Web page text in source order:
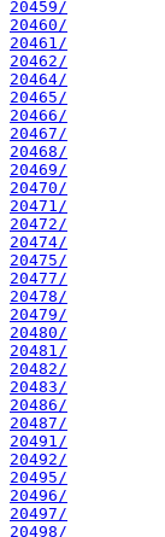
20459/
20460/
20461/
20462/
20464/
20465/
20466/
20467/
20468/
20469/
20470/
20471/
20472/
20474/
20475/
20477/
20478/
20479/
20480/
20481/
20482/
20483/
20486/
20487/
20491/
20492/
20495/
20496/
20497/
20498/